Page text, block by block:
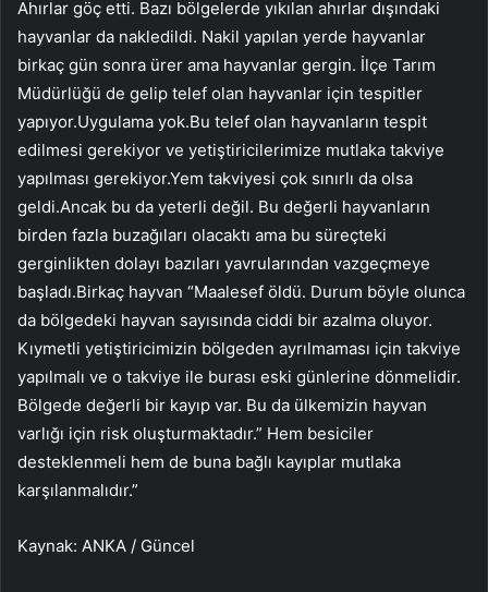
Ahırlar göç etti. Bazı bölgelerde yıkılan ahırlar dışındaki
hayvanlar da nakledildi. Nakil yapılan yerde hayvanlar
birkaç gün sonra ürer ama hayvanlar gergin. İlçe Tarım
Müdürlüğü de gelip telef olan hayvanlar için tespitler
yapıyor.Uygulama yok.Bu telef olan hayvanların tespit
edilmesi gerekiyor ve yetiştiricilerimize mutlaka takviye
yapılması gerekiyor.Yem takviyesi çok sınırlı da olsa
geldi.Ancak bu da yeterli değil. Bu değerli hayvanların
birden fazla buzağıları olacaktı ama bu süreçteki
gerginlikten dolayı bazıları yavrularından vazgeçmeye
başladı.Birkaç hayvan “Maalesef öldü. Durum böyle olunca
da bölgedeki hayvan sayısında ciddi bir azalma oluyor.
Kıymetli yetiştiricimizin bölgeden ayrılmaması için takviye
yapılmalı ve o takviye ile burası eski günlerine dönmelidir.
Bölgede değerli bir kayıp var. Bu da ülkemizin hayvan
varlığı için risk oluşturmaktadır.” Hem besiciler
desteklenmeli hem de buna bağlı kayıplar mutlaka
karşılanmalıdır.”
Kaynak: ANKA / Güncel